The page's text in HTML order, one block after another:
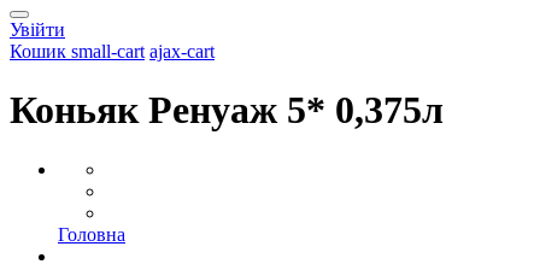
Увійти
Кошик small-cart ajax-cart
Коньяк Ренуаж 5* 0,375л
Головна